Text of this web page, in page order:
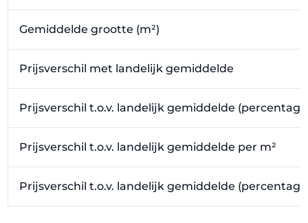
Gemiddelde grootte (m²)
Prijsverschil met landelijk gemiddelde
Prijsverschil t.o.v. landelijk gemiddelde
Prijsverschil t.o.v. landelijk gemiddelde per m²
Prijsverschil t.o.v. landelijk gemiddelde